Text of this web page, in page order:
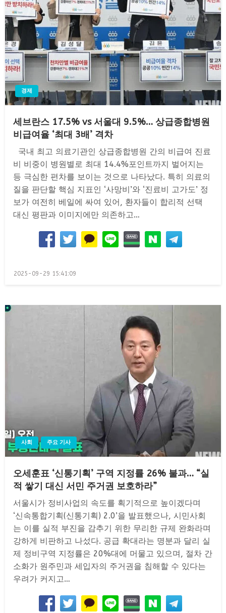
경제
세브란스 17.5% vs 서울대 9.5%… 상급종합병원
비급여율 ‘최대 3배’ 격차
국내 최고 의료기관인 상급종합병원 간의 비급여 진료
비 비중이 병원별로 최대 14.4%포인트까지 벌어지는
등 극심한 편차를 보이는 것으로 나타났다. 특히 의료의
질을 판단할 핵심 지표인 ‘사망비’와 ‘진료비 고가도’ 정
보가 여전히 베일에 싸여 있어, 환자들이 합리적 선택
대신 평판과 이미지에만 의존하고…
Posted
2025-09-29 15:41:09
사회 주요 기사
오세훈표 ‘신통기획’ 구역 지정률 26% 불과… “실
적 쌓기 대신 서민 주거권 보호하라”
서울시가 정비사업의 속도를 획기적으로 높이겠다며
‘신속통합기획(신통기획) 2.0’을 발표했으나, 시민사회
는 이를 실적 부진을 감추기 위한 무리한 규제 완화라며
강하게 비판하고 나섰다. 공급 확대라는 명분과 달리 실
제 정비구역 지정률은 20%대에 머물고 있으며, 절차 간
소화가 원주민과 세입자의 주거권을 침해할 수 있다는
우려가 커지고…